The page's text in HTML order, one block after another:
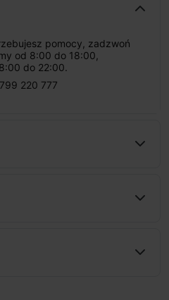
pomocy, zadzwoń
od 8:00 do 18:00,
do 22:00.
220 777